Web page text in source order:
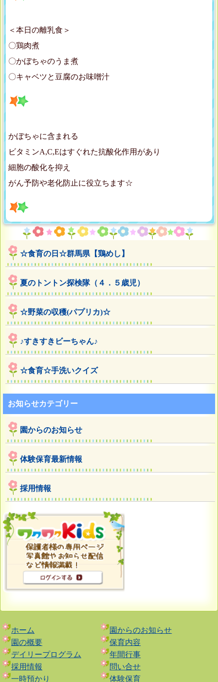
＜本日の離乳食＞
〇鶏肉煮
〇かぼちゃのうま煮
〇キャベツと豆腐のお味噌汁
かぼちゃに含まれる
ビタミンA,C,Eはすぐれた抗酸化作用があり
細胞の酸化を抑え
がん予防や老化防止に役立ちます☆
☆食育の日☆群馬県【鶏めし】
夏のトントン探検隊（４．５歳児）
☆野菜の収穫(パプリカ)☆
♪すきすきビーちゃん♪
☆食育☆手洗いクイズ
お知らせカテゴリー
園からのお知らせ
体験保育最新情報
採用情報
ホーム
園からのお知らせ
園の概要
保育内容
デイリープログラム
年間行事
採用情報
問い合せ
一時預かり
体験保育